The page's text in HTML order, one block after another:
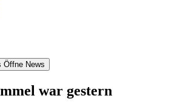
Öffne News
war gestern